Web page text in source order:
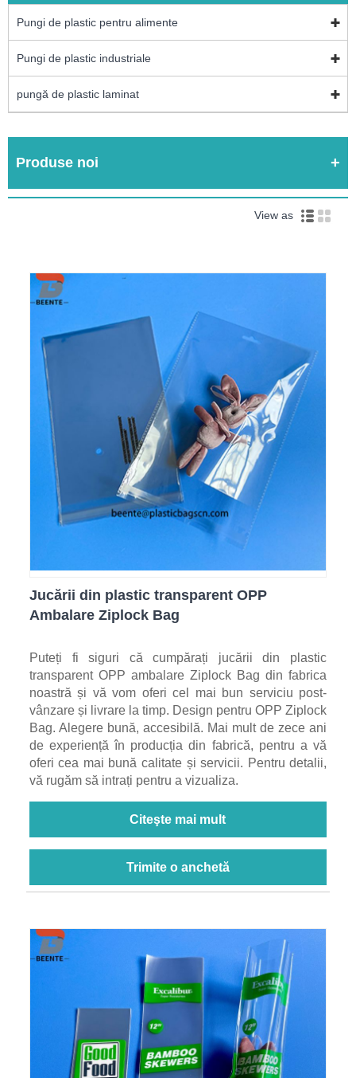
Pungi de plastic pentru alimente
Pungi de plastic industriale
pungă de plastic laminat
Produse noi
View as
Jucării din plastic transparent OPP
Ambalare Ziplock Bag
Puteți fi siguri că cumpărați jucării din plastic
transparent OPP ambalare Ziplock Bag din fabrica
noastră și vă vom oferi cel mai bun serviciu post-
vânzare și livrare la timp. Design pentru OPP Ziplock
Bag. Alegere bună, accesibilă. Mai mult de zece ani
de experiență în producția din fabrică, pentru a vă
oferi cea mai bună calitate și servicii. Pentru detalii,
vă rugăm să intrați pentru a vizualiza.
Citeşte mai mult
Trimite o anchetă